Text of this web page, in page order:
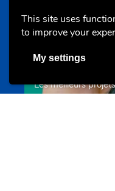
This site uses
to improve your
My settings
Les meilleurs
jugendprais.lu